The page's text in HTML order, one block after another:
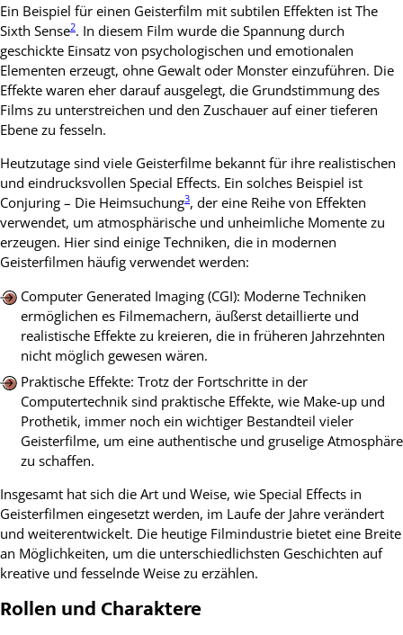
Ein Beispiel für einen Geisterfilm mit subtilen Effekten ist The
Sixth Sense2. In diesem Film wurde die Spannung durch
geschickte Einsatz von psychologischen und emotionalen
Elementen erzeugt, ohne Gewalt oder Monster einzuführen. Die
Effekte waren eher darauf ausgelegt, die Grundstimmung des
Films zu unterstreichen und den Zuschauer auf einer tieferen
Ebene zu fesseln.
Heutzutage sind viele Geisterfilme bekannt für ihre realistischen
und eindrucksvollen Special Effects. Ein solches Beispiel ist
Conjuring – Die Heimsuchung3, der eine Reihe von Effekten
verwendet, um atmosphärische und unheimliche Momente zu
erzeugen. Hier sind einige Techniken, die in modernen
Geisterfilmen häufig verwendet werden:
Computer Generated Imaging (CGI): Moderne Techniken
ermöglichen es Filmemachern, äußerst detaillierte und
realistische Effekte zu kreieren, die in früheren Jahrzehnten
nicht möglich gewesen wären.
Praktische Effekte: Trotz der Fortschritte in der
Computertechnik sind praktische Effekte, wie Make-up und
Prothetik, immer noch ein wichtiger Bestandteil vieler
Geisterfilme, um eine authentische und gruselige Atmosphäre
zu schaffen.
Insgesamt hat sich die Art und Weise, wie Special Effects in
Geisterfilmen eingesetzt werden, im Laufe der Jahre verändert
und weiterentwickelt. Die heutige Filmindustrie bietet eine Breite
an Möglichkeiten, um die unterschiedlichsten Geschichten auf
kreative und fesselnde Weise zu erzählen.
Rollen und Charaktere